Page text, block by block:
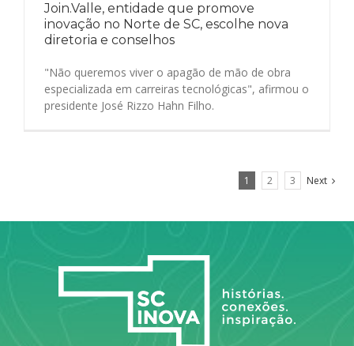
Join.Valle, entidade que promove
inovação no Norte de SC, escolhe nova
diretoria e conselhos
"Não queremos viver o apagão de mão de obra
especializada em carreiras tecnológicas", afirmou o
presidente José Rizzo Hahn Filho.
1 2 3 Next